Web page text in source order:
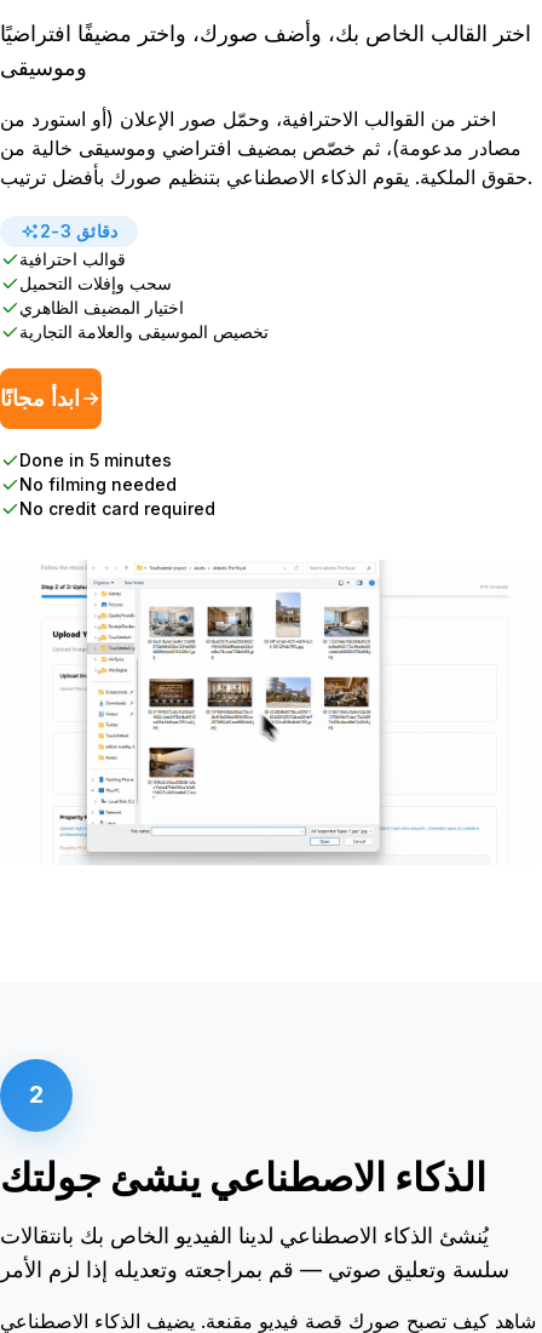
اختر القالب الخاص بك، وأضف صورك، واختر مضيفًا افتراضيًا
وموسيقى
اختر من القوالب الاحترافية، وحمّل صور الإعلان (أو استورد من
مصادر مدعومة)، ثم خصّص بمضيف افتراضي وموسيقى خالية من
حقوق الملكية. يقوم الذكاء الاصطناعي بتنظيم صورك بأفضل ترتيب.
2-3 دقائق
قوالب احترافية
سحب وإفلات التحميل
اختيار المضيف الظاهري
تخصيص الموسيقى والعلامة التجارية
ابدأ مجانًا
Done in 5 minutes
No filming needed
No credit card required
2
الذكاء الاصطناعي ينشئ جولتك
يُنشئ الذكاء الاصطناعي لدينا الفيديو الخاص بك بانتقالات
سلسة وتعليق صوتي — قم بمراجعته وتعديله إذا لزم الأمر
شاهد كيف تصبح صورك قصة فيديو مقنعة. يضيف الذكاء الاصطناعي